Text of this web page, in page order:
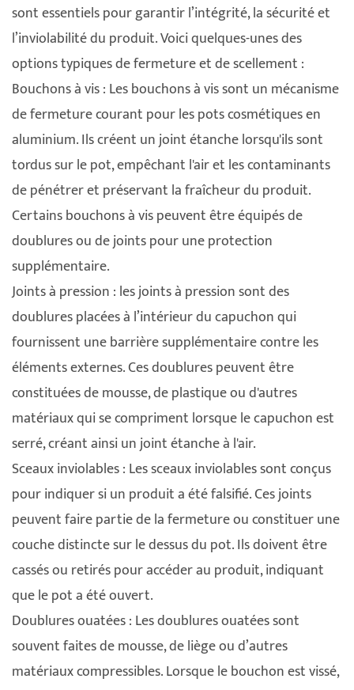
sont essentiels pour garantir l’intégrité, la sécurité et
l’inviolabilité du produit. Voici quelques-unes des
options typiques de fermeture et de scellement :
Bouchons à vis : Les bouchons à vis sont un mécanisme
de fermeture courant pour les pots cosmétiques en
aluminium. Ils créent un joint étanche lorsqu'ils sont
tordus sur le pot, empêchant l'air et les contaminants
de pénétrer et préservant la fraîcheur du produit.
Certains bouchons à vis peuvent être équipés de
doublures ou de joints pour une protection
supplémentaire.
Joints à pression : les joints à pression sont des
doublures placées à l’intérieur du capuchon qui
fournissent une barrière supplémentaire contre les
éléments externes. Ces doublures peuvent être
constituées de mousse, de plastique ou d'autres
matériaux qui se compriment lorsque le capuchon est
serré, créant ainsi un joint étanche à l'air.
Sceaux inviolables : Les sceaux inviolables sont conçus
pour indiquer si un produit a été falsifié. Ces joints
peuvent faire partie de la fermeture ou constituer une
couche distincte sur le dessus du pot. Ils doivent être
cassés ou retirés pour accéder au produit, indiquant
que le pot a été ouvert.
Doublures ouatées : Les doublures ouatées sont
souvent faites de mousse, de liège ou d’autres
matériaux compressibles. Lorsque le bouchon est vissé,